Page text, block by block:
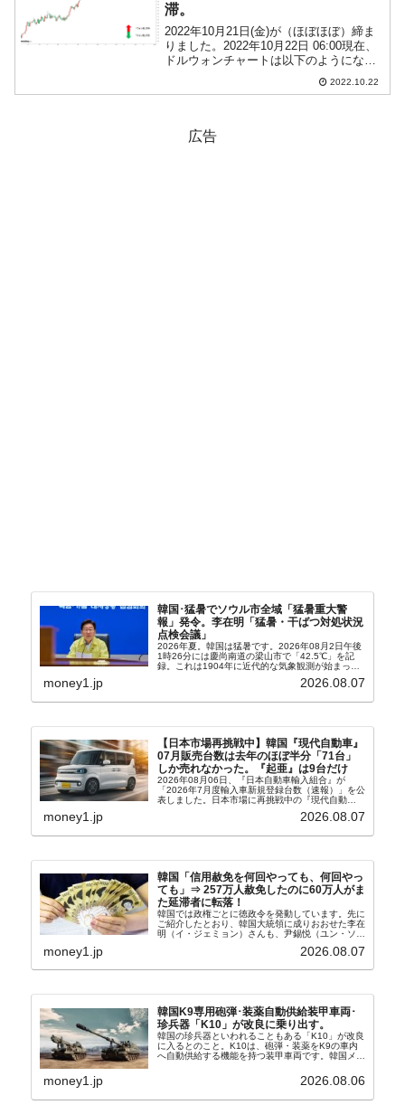
滞。
2022年10月21日(金)が（ほぼほぼ）締ま
りました。2022年10月22日 06:00現在、
ドルウォンチャートは以下のようになっ
ています（チャートは『Investing.com』
より引用：以下同）。日足では天井がつ
2022.10.22
広告
韓国･猛暑でソウル市全域「猛暑重大警
報」発令。李在明「猛暑・干ばつ対処状況
点検会議」
2026年夏。韓国は猛暑です。2026年08月2日午後
1時26分には慶尚南道の梁山市で「42.5℃」を記
録。これは1904年に近代的な気象観測が始まって
ウル市全域への「猛暑重大警報」が発令され...
money1.jp 2026.08.07
【日本市場再挑戦中】韓国『現代自動車』
07月販売台数は去年のほぼ半分「71台」
しか売れなかった。『起亜』は9台だけ
2026年08月06日、『日本自動車輸入組合』が
「2026年7月度輸入車新規登録台数（速報）」を公
表しました。日本市場に再挑戦中の『現代自動
台数はこの中に捉えられているはずです。先月から
money1.jp 2026.08.07
韓国「信用赦免を何回やっても、何回やっ
ても」⇒ 257万人赦免したのに60万人がま
た延滞者に転落！
韓国では政権ごとに徳政令を発動しています。先に
ご紹介したとおり、韓国大統領に成りおおせた李在
明（イ・ジェミョン）さんも、尹錫悦（ユン・ソギ
バンクにして不良債権の買い取りを行い、分割償還
money1.jp 2026.08.07
韓国K9専用砲弾･装薬自動供給装甲車両･
珍兵器「K10」が改良に乗り出す。
韓国の珍兵器といわれることもある「K10」が改良
に入るとのこと。K10は、砲弾・装薬をK9の車内
へ自動供給する機能を持つ装甲車両です。韓国メデ
から以下に一部を引きます。2005年に初めて...
money1.jp 2026.08.06